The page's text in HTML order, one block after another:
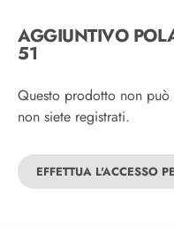
AGGIUNTIVO
51
Questo prodotto non
non siete registrati.
EFFETTUA L'ACCESSO